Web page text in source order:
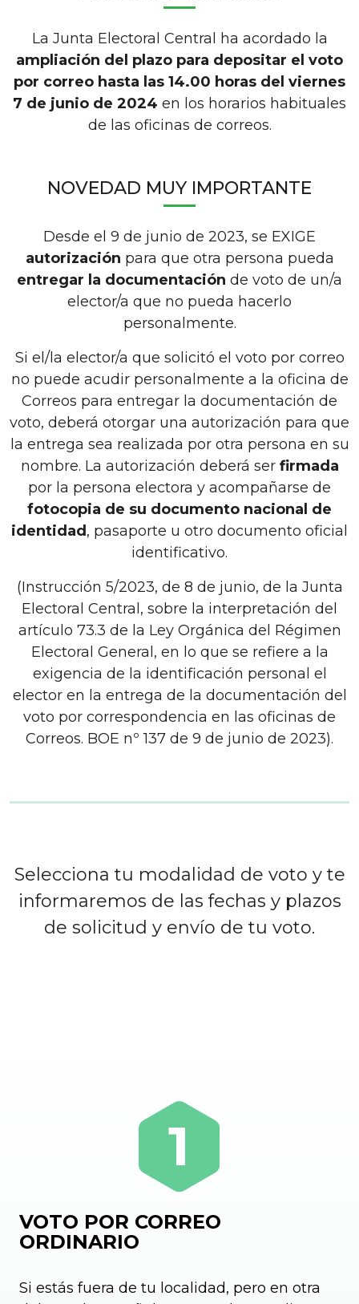
La Junta Electoral Central ha acordado la
ampliación del plazo para depositar el voto
por correo hasta las 14.00 horas del viernes
7 de junio de 2024 en los horarios habituales
de las oficinas de correos.
NOVEDAD MUY IMPORTANTE
Desde el 9 de junio de 2023, se EXIGE
autorización para que otra persona pueda
entregar la documentación de voto de un/a
elector/a que no pueda hacerlo
personalmente.
Si el/la elector/a que solicitó el voto por correo
no puede acudir personalmente a la oficina de
Correos para entregar la documentación de
voto, deberá otorgar una autorización para que
la entrega sea realizada por otra persona en su
nombre. La autorización deberá ser firmada
por la persona electora y acompañarse de
fotocopia de su documento nacional de
identidad , pasaporte u otro documento oficial
identificativo.
(Instrucción 5/2023, de 8 de junio, de la Junta
Electoral Central, sobre la interpretación del
artículo 73.3 de la Ley Orgánica del Régimen
Electoral General, en lo que se refiere a la
exigencia de la identificación personal el
elector en la entrega de la documentación del
voto por correspondencia en las oficinas de
Correos. BOE nº 137 de 9 de junio de 2023).
Selecciona tu modalidad de voto y te
informaremos de las fechas y plazos
de solicitud y envío de tu voto.
VOTO POR CORREO
ORDINARIO
Si estás fuera de tu localidad, pero en otra